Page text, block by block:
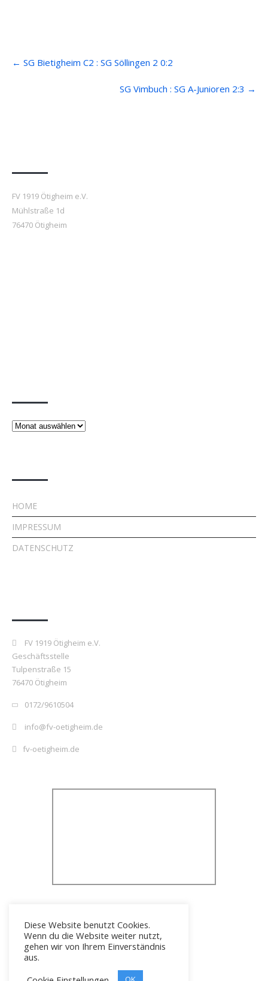
navigation
← SG Bietigheim C2 : SG Söllingen 2 0:2
SG Vimbuch : SG A-Junioren 2:3 →
FV 1919 Ötigheim e.V.
Mühlstraße 1d
76470 Ötigheim
Beiträge
HOME
IMPRESSUM
DATENSCHUTZ
FV 1919 Ötigheim e.V.
Geschäftsstelle
Tulpenstraße 15
76470 Ötigheim
0172/9610504
info@fv-oetigheim.de
fv-oetigheim.de
Diese Website benutzt Cookies.
Wenn du die Website weiter nutzt,
gehen wir von Ihrem Einverständnis
aus.